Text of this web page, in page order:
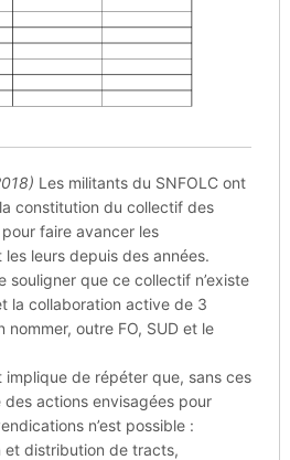
Les militants du SNFOLC ont
constitution du collectif des
faire avancer les
leurs depuis des années.
souligner que ce collectif n’existe
la collaboration active de 3
nommer, outre FO, SUD et le
implique de répéter que, sans ces
actions envisagées pour
n’est possible :
et distribution de tracts,